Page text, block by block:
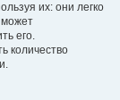
их: они легко
его.
количество